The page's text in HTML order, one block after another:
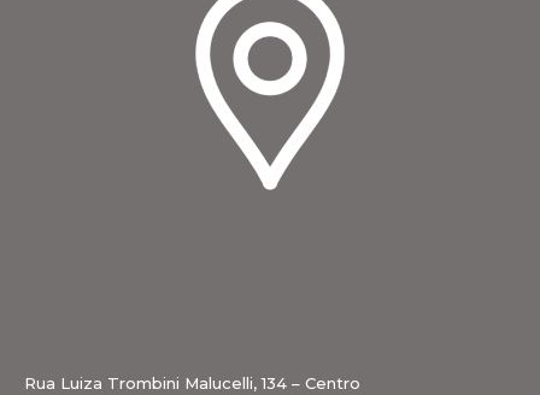
Rua Luiza Trombini Malucelli, 134 – Centro